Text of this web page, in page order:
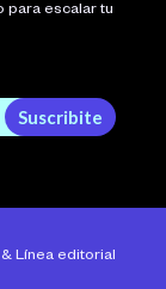
para escalar tu
Suscribite
& Línea editorial